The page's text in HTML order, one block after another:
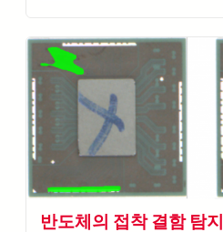
반도체의 접착 결함 탐지